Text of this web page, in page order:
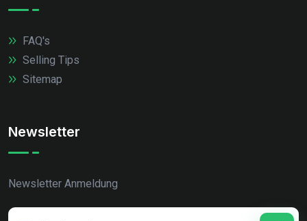
FAQ's
Selling Tips
Sitemap
Newsletter
Newsletter Anmeldung